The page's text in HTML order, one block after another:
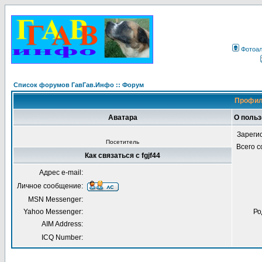
Список форумов ГавГав.Инфо :: Форум
Аватара О
Посетитель
Всего
Как связаться с fgjf44
Адрес e-mail:
Личное сообщение:
MSN Messenger:
Yahoo Messenger:
AIM Address:
ICQ Number: